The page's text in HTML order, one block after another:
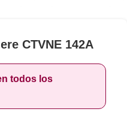
CTVNE 142A
todos los